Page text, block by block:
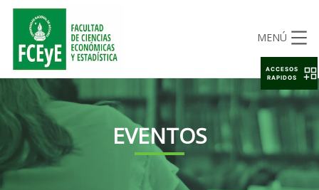
MENÚ
EVENTOS
ACCESOS
RAPIDOS